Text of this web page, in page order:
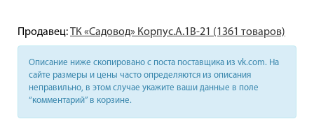
Продавец:ТК «Садовод» Корпус.А.1В-21 (1361 товаров)
Описание ниже скопировано с поста поставщика из vk.com. На
сайте размеры и цены часто определяются из описания
неправильно, в этом случае укажите ваши данные в поле
“комментарий” в корзине.